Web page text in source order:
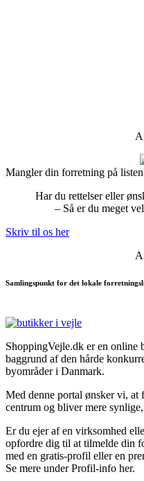
Mangler din forretning på
Har du rettelser eller
– Så er du meget
Skriv til os her
Samlingspunkt for det lokale
ShoppingVejle.dk er en online
baggrund af den hårde
byområder i Danmark.
Med denne portal ønsker vi, at
centrum og bliver mere
Er du ejer af en virksomhed
opfordre dig til at tilmelde din
med en gratis-profil eller en
Se mere under Profil-info her.